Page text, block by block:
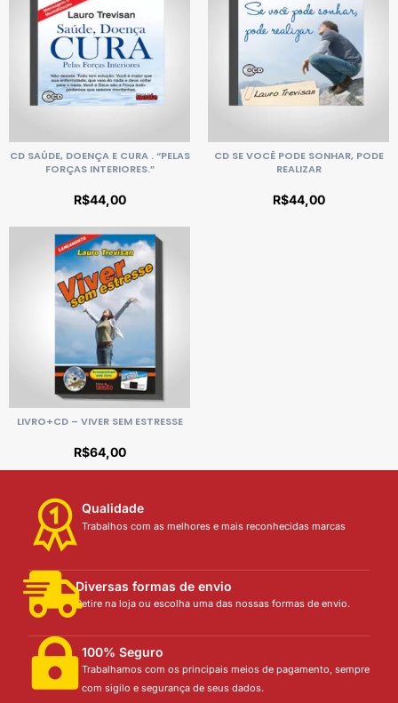
CD SAÚDE, DOENÇA E CURA . “PELAS
FORÇAS INTERIORES.”
R$44,00
CD SE VOCÊ PODE SONHAR, PODE
REALIZAR
R$44,00
LIVRO+CD – VIVER SEM ESTRESSE
R$64,00
Qualidade
Trabalhos com as melhores e mais reconhecidas marcas
Diversas formas de envio
Retire na loja ou escolha uma das nossas formas de envio.
100% Seguro
Trabalhamos com os principais meios de pagamento, sempre
com sigilo e segurança de seus dados.